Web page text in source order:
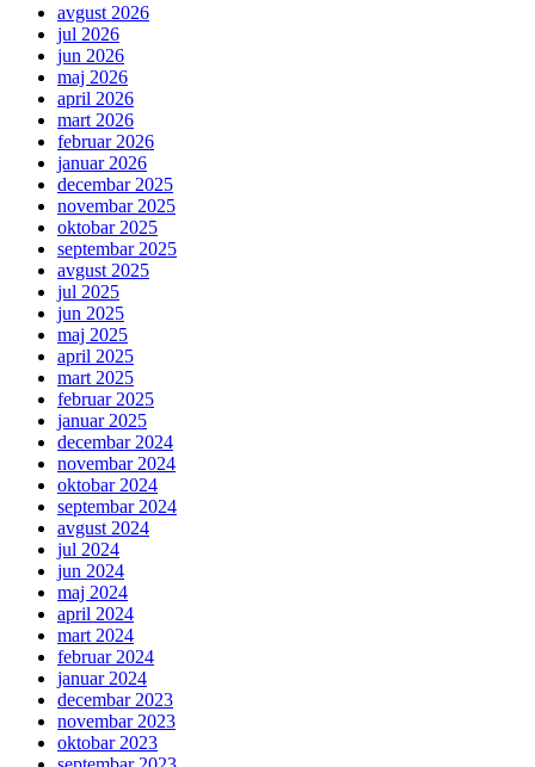
avgust 2026
jul 2026
jun 2026
maj 2026
april 2026
mart 2026
februar 2026
januar 2026
decembar 2025
novembar 2025
oktobar 2025
septembar 2025
avgust 2025
jul 2025
jun 2025
maj 2025
april 2025
mart 2025
februar 2025
januar 2025
decembar 2024
novembar 2024
oktobar 2024
septembar 2024
avgust 2024
jul 2024
jun 2024
maj 2024
april 2024
mart 2024
februar 2024
januar 2024
decembar 2023
novembar 2023
oktobar 2023